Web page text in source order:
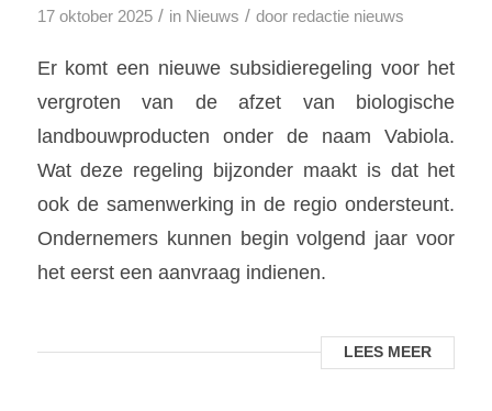
17 oktober 2025 / in Nieuws / door redactie nieuws
Er komt een nieuwe subsidieregeling voor het
vergroten van de afzet van biologische
landbouwproducten onder de naam Vabiola.
Wat deze regeling bijzonder maakt is dat het
ook de samenwerking in de regio ondersteunt.
Ondernemers kunnen begin volgend jaar voor
het eerst een aanvraag indienen.
LEES MEER